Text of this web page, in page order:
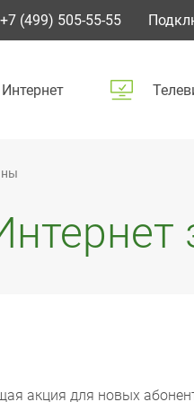
+7 (499) 505-55-55
Интернет
акция для новых